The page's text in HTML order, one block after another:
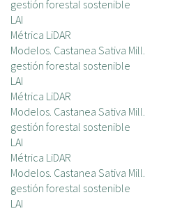
gestión forestal sostenible
LAI
Métrica LiDAR
Modelos. Castanea Sativa Mill.
gestión forestal sostenible
LAI
Métrica LiDAR
Modelos. Castanea Sativa Mill.
gestión forestal sostenible
LAI
Métrica LiDAR
Modelos. Castanea Sativa Mill.
gestión forestal sostenible
LAI